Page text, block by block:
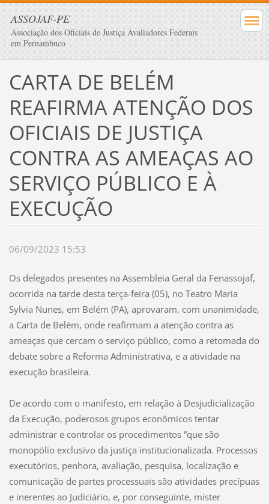
ASSOJAF-PE
Associação dos Oficiais de Justiça Avaliadores Federais
em Pernambuco
CARTA DE BELÉM
REAFIRMA ATENÇÃO DOS
OFICIAIS DE JUSTIÇA
CONTRA AS AMEAÇAS AO
SERVIÇO PÚBLICO E À
EXECUÇÃO
06/09/2023 15:53
Os delegados presentes na Assembleia Geral da Fenassojaf,
ocorrida na tarde desta terça-feira (05), no Teatro Maria
Sylvia Nunes, em Belém (PA), aprovaram, com unanimidade,
a Carta de Belém, onde reafirmam a atenção contra as
ameaças que cercam o serviço público, como a retomada do
debate sobre a Reforma Administrativa, e a atividade na
execução brasileira.
De acordo com o manifesto, em relação à Desjudicialização
da Execução, poderosos grupos econômicos tentar
administrar e controlar os procedimentos “que são
monopólio exclusivo da justiça institucionalizada. Processos
executórios, penhora, avaliação, pesquisa, localização e
comunicação de partes processuais são atividades precípuas
e inerentes ao Judiciário, e, por conseguinte, mister